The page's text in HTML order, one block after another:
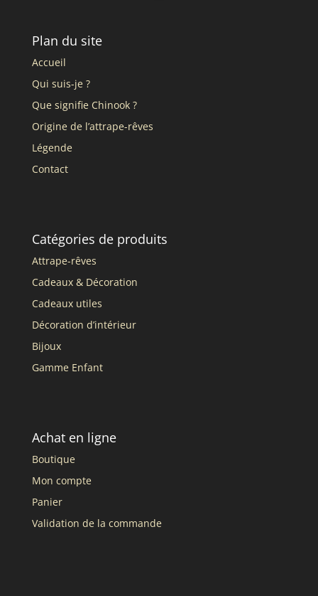
Plan du site
Accueil
Qui suis-je ?
Que signifie Chinook ?
Origine de l’attrape-rêves
Légende
Contact
Catégories de produits
Attrape-rêves
Cadeaux & Décoration
Cadeaux utiles
Décoration d’intérieur
Bijoux
Gamme Enfant
Achat en ligne
Boutique
Mon compte
Panier
Validation de la commande